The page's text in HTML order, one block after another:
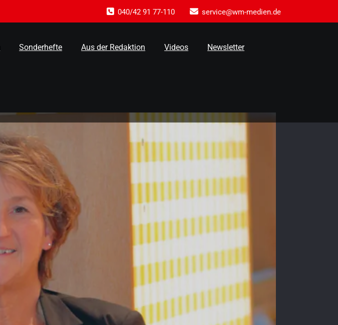
040/42 91 77-110 service@wm-medien.de
Sonderhefte Aus der Redaktion Videos Newsletter